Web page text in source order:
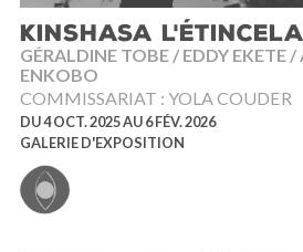
KINSHASA
GÉRALDINE TOBE / EDDY EKETE
ENKOBO
COMMISSARIAT : YOLA COUDER
DU 4 OCT. 2025 AU 6 FÉV. 2026
GALERIE D'EXPOSITION